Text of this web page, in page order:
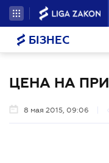
БІЗНЕС
ЦЕНА НА
8 мая 2015, 09:06